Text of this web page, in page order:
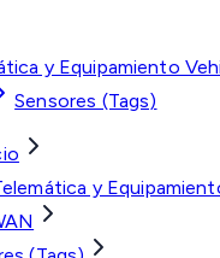
y Equipamiento
Sensores (Tags)
y